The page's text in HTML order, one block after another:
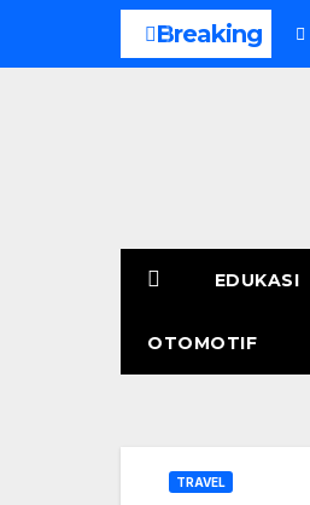
Breaking
EDUKASI
OTOMOTIF
TRAVEL